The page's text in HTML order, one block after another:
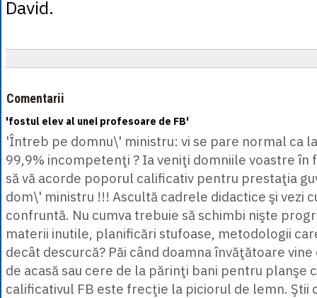
David.
Comentarii
'fostul elev al unei profesoare de FB'
'Întreb pe domnu\' ministru: vi se pare normal ca
99,9% incompetenţi ? Ia veniţi domniile voastre în
să vă acorde poporul calificativ pentru prestaţia
dom\' ministru !!! Ascultă cadrele didactice şi vezi
confruntă. Nu cumva trebuie să schimbi nişte
materii inutile, planificări stufoase, metodologii
decât descurcă? Păi când doamna învăţătoare
de acasă sau cere de la părinţi bani pentru planşe
calificativul FB este frecţie la piciorul de lemn. Ştii